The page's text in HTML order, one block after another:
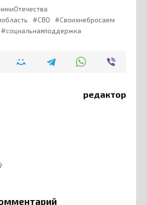
СВО
Своихнебросаем
социальнаяподдержка
редактор